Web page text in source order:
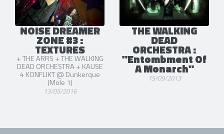
NOISE DREAMER
ZONE #3 :
TEXTURES
+ THE ARRS + THE WALKING
DEAD ORCHESTRA + KAUSE
4 KONFLIKT @ Dunkerque
(Mole 1)
13/05/2016
THE WALKING
DEAD
ORCHESTRA :
"Entombment Of
A Monarch"
15/09/2013